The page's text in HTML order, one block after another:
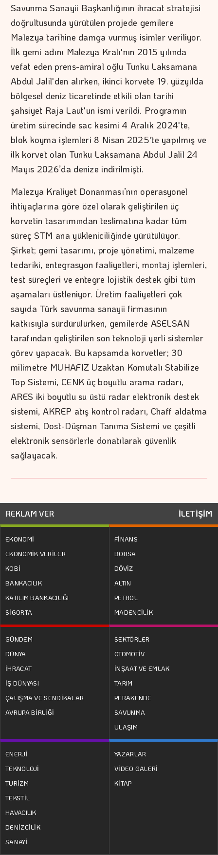
Savunma Sanayii Başkanlığının ihracat stratejisi
doğrultusunda yürütülen projede gemilere
Malezya tarihine damga vurmuş isimler veriliyor.
İlk gemi adını Malezya Kralı'nın 2015 yılında
vefat eden prens-amiral oğlu Tunku Laksamana
Abdul Jalil'den alırken, ikinci korvete 19. yüzyılda
bölgesel deniz ticaretinde etkili olan tarihi
şahsiyet Raja Laut'un ismi verildi. Programın
üretim sürecinde sac kesimi 4 Aralık 2024'te,
blok koyma işlemleri 8 Nisan 2025'te yapılmış ve
ilk korvet olan Tunku Laksamana Abdul Jalil 24
Mayıs 2026’da denize indirilmişti.
Malezya Kraliyet Donanması’nın operasyonel
ihtiyaçlarına göre özel olarak geliştirilen üç
korvetin tasarımından teslimatına kadar tüm
süreç STM ana yükleniciliğinde yürütülüyor.
Şirket; gemi tasarımı, proje yönetimi, malzeme
tedariki, entegrasyon faaliyetleri, montaj işlemleri,
test süreçleri ve entegre lojistik destek gibi tüm
aşamaları üstleniyor. Üretim faaliyetleri çok
sayıda Türk savunma sanayii firmasının
katkısıyla sürdürülürken, gemilerde ASELSAN
tarafından geliştirilen son teknoloji yerli sistemler
görev yapacak. Bu kapsamda korvetler; 30
milimetre MUHAFIZ Uzaktan Komutalı Stabilize
Top Sistemi, CENK üç boyutlu arama radarı,
ARES iki boyutlu su üstü radar elektronik destek
sistemi, AKREP atış kontrol radarı, Chaff aldatma
sistemi, Dost-Düşman Tanıma Sistemi ve çeşitli
elektronik sensörlerle donatılarak güvenlik
sağlayacak.
REKLAM VER İLETİŞİM
EKONOMİ
EKONOMİK VERİLER
KOBİ
BANKACILIK
KATILIM BANKACILIĞI
SİGORTA
FİNANS
BORSA
DÖVİZ
ALTIN
PETROL
MADENCİLİK
GÜNDEM
DÜNYA
İHRACAT
İŞ DÜNYASI
ÇALIŞMA VE SENDİKALAR
AVRUPA BİRLİĞİ
SEKTÖRLER
OTOMOTİV
İNŞAAT VE EMLAK
TARIM
PERAKENDE
SAVUNMA
ULAŞIM
ENERJİ
TEKNOLOJİ
TURİZM
TEKSTİL
HAVACILIK
DENİZCİLİK
SANAYİ
YAZARLAR
VİDEO GALERİ
KİTAP